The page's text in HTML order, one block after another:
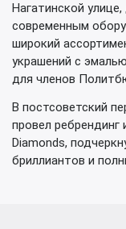
Нагатинской
современным
широкий
украшений с
для членов
В постсоветский
провел ребрендинг
Diamonds,
бриллиантов и